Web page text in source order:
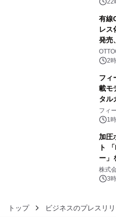
22
有線
レス
発売
2
フィ
載モ
タル
約
ジ新
フィ
1
加圧
ト
ー」
株式
3
トップ ビジネスのプレスリ